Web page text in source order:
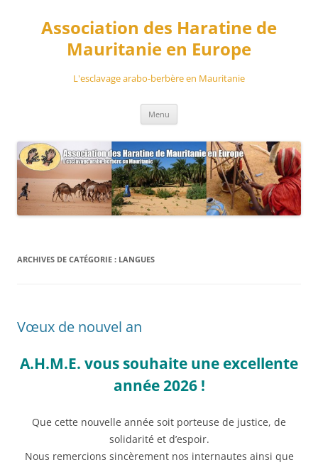
contenuAssociation des Haratine de
Mauritanie en Europe
L'esclavage arabo-berbère en Mauritanie
Menu
ARCHIVES DE CATÉGORIE : LANGUES
Vœux de nouvel an
A.H.M.E. vous souhaite une excellente
année 2026 !
Que cette nouvelle année soit porteuse de justice, de
solidarité et d’espoir.
Nous remercions sincèrement nos internautes ainsi que